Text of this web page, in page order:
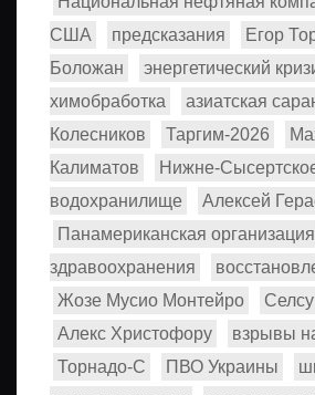
США
предсказания Егор
Боложан
энергетический
химобработка
азиатская
Колесников
Таргим-2026
Калиматов
Нижне-
водохранилище
Алексей
Панамериканская организация
здравоохранения
Жозе Мусио Монтейро
Алекс Христофору
взрывы
Торнадо-С
ПВО Украины